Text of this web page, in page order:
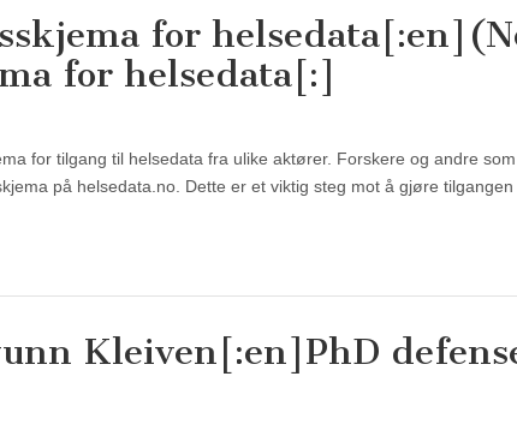
for
for helsedata[:]
for tilgang til helsedata fra ulike aktører. Forskere og andre
på helsedata.no. Dette er et viktig steg mot å gjøre tilgangen
Kleiven[:en]PhD